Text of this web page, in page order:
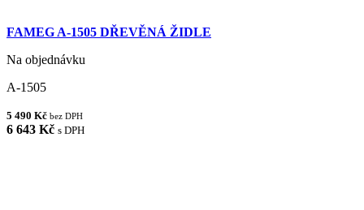
FAMEG A-1505 DŘEVĚNÁ ŽIDLE
Na objednávku
A-1505
5 490 Kč bez DPH
6 643 Kč s DPH